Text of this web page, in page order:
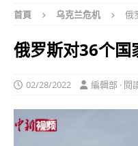
首頁 乌克兰危机 俄
俄罗斯对36个国
02/28/2022 編輯部 · 閱